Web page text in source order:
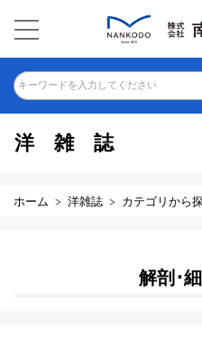
キーワードを入力してください
洋雑誌
ホーム 洋雑誌 カテゴリから
解剖･